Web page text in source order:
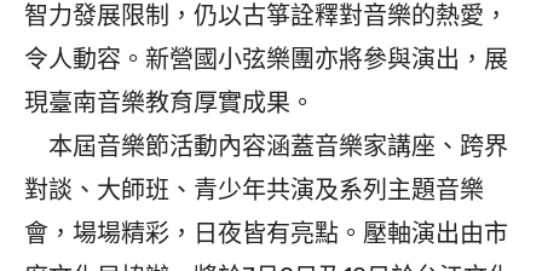
智力發展限制，仍以古箏詮釋對音樂的熱愛，
令人動容。新營國小弦樂團亦將參與演出，展
現臺南音樂教育厚實成果。
本屆音樂節活動內容涵蓋音樂家講座、跨界
對談、大師班、青少年共演及系列主題音樂
會，場場精彩，日夜皆有亮點。壓軸演出由市